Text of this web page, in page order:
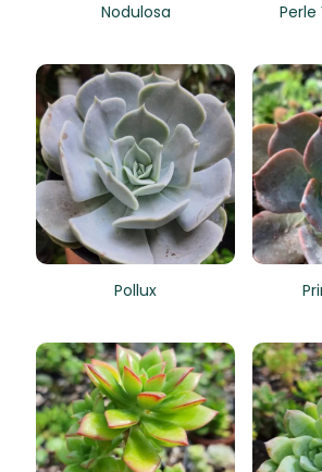
Nodulosa Perle
Pollux